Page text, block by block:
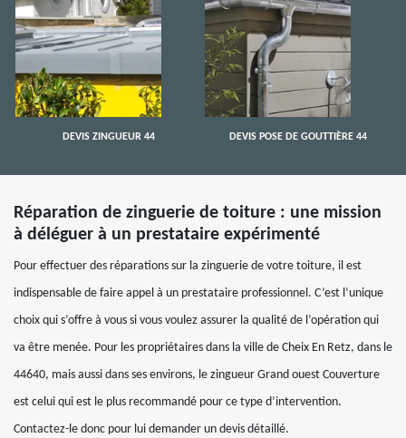
DEVIS ZINGUEUR 44 DEVIS POSE DE GOUTTIÈRE 44
Réparation de zinguerie de toiture : une mission
à déléguer à un prestataire expérimenté
Pour effectuer des réparations sur la zinguerie de votre toiture, il est
indispensable de faire appel à un prestataire professionnel. C’est l’unique
choix qui s’offre à vous si vous voulez assurer la qualité de l’opération qui
va être menée. Pour les propriétaires dans la ville de Cheix En Retz, dans le
44640, mais aussi dans ses environs, le zingueur Grand ouest Couverture
est celui qui est le plus recommandé pour ce type d’intervention.
Contactez-le donc pour lui demander un devis détaillé.